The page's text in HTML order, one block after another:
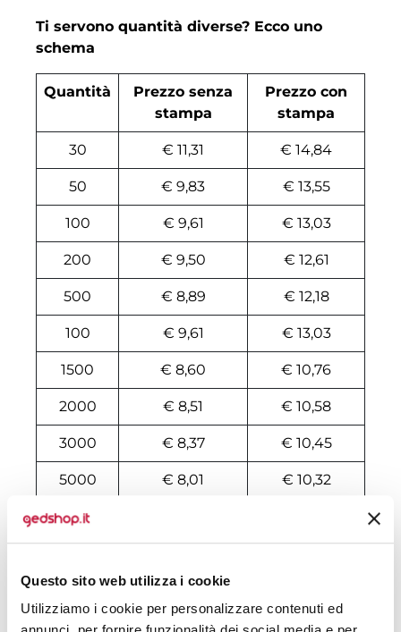
Questo sito web utilizza i cookie
Utilizziamo i cookie per personalizzare contenuti ed
Ti servono quantità diverse? Ecco uno
schema
Quantità
Prezzo senza
stampa
Prezzo con
stampa
30 € 11,31 € 14,84
50 € 9,83 € 13,55
100 € 9,61 € 13,03
200 € 9,50 € 12,61
500 € 8,89 € 12,18
100 € 9,61 € 13,03
1500 € 8,60 € 10,76
2000 € 8,51 € 10,58
3000 € 8,37 € 10,45
5000 € 8,01 € 10,32
10000
Tecniche di stampa
Area di personalizzazione